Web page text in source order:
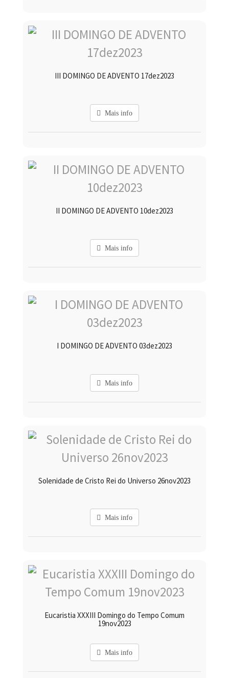
III DOMINGO DE ADVENTO 17dez2023
Mais info
II DOMINGO DE ADVENTO 10dez2023
Mais info
I DOMINGO DE ADVENTO 03dez2023
Mais info
Solenidade de Cristo Rei do Universo 26nov2023
Mais info
Eucaristia XXXIII Domingo do Tempo Comum
19nov2023
Mais info